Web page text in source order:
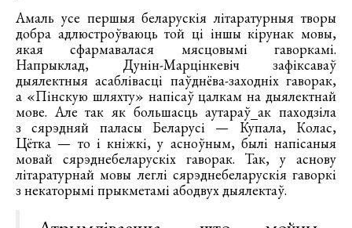
Амаль усе першыя беларускія літаратурныя творы
добра адлюстроўваюць той ці іншы кірунак мовы,
якая сфармавалася мясцовымі гаворкамі.
Напрыклад, Дунін-Марцінкевіч зафіксаваў
дыялектныя асаблівасці паўднёва-заходніх гаворак,
а «Пінскую шляхту» напісаў цалкам на дыялектнай
мове. Але так як большасць аутараў_ак паходзіла
з сярэдняй паласы Беларусі — Купала, Колас,
Цётка — то і кніжкі, у асноўным, былі напісаныя
мовай сярэднебеларускіх гаворак. Так, у аснову
літаратурнай мовы леглі сярэднебеларускія гаворкі
з некаторымі прыкметамі абодвух дыялектаў.